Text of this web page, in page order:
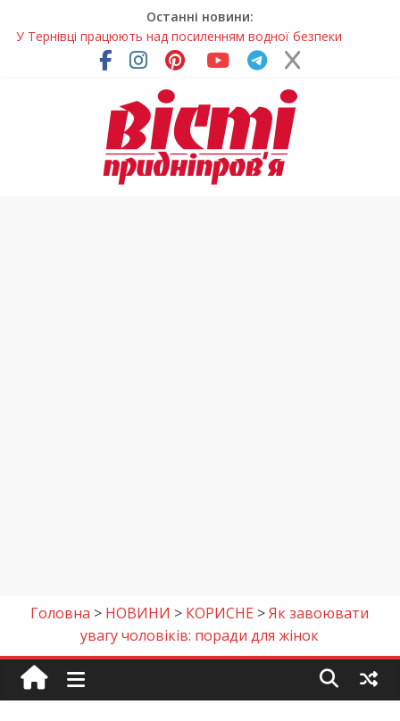
Останні новини:
У Тернівці працюють над посиленням водної безпеки
На Дніпропетровщині різко зросла кількість пожеж в
У Самарі провели незвичайний майстер-клас
Світлові рішення майстрів із Дніпра визнали найкращими в
Засинання після півночі може негативно впливати на
Головна > НОВИНИ > КОРИСНЕ >Як завоювати
увагу чоловіків: поради для жінок